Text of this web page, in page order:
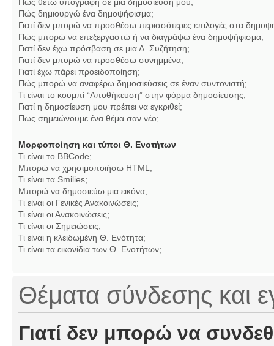
Πώς δημιουργώ ένα δημοψήφισμα;
Γιατί δεν μπορώ να προσθέσω περισσότερες επιλογές στα
Πώς μπορώ να επεξεργαστώ ή να διαγράψω ένα δημοψήφισμα;
Γιατί δεν έχω πρόσβαση σε μια Δ. Συζήτηση;
Γιατί δεν μπορώ να προσθέσω συνημμένα;
Γιατί έχω πάρει προειδοποίηση;
Πώς μπορώ να αναφέρω δημοσιεύσεις σε έναν συντονιστή;
Τι είναι το κουμπί “Αποθήκευση” στην φόρμα δημοσίευσης;
Γιατί η δημοσίευση μου πρέπει να εγκριθεί;
Πως σημειώνουμε ένα θέμα σαν νέο;
Μορφοποίηση και τύποι Θ. Ενοτήτων
Τι είναι το BBCode;
Μπορώ να χρησιμοποιήσω HTML;
Τι είναι τα Smilies;
Μπορώ να δημοσιεύω μια εικόνα;
Τι είναι οι Γενικές Ανακοινώσεις;
Τι είναι οι Ανακοινώσεις;
Τι είναι οι Σημειώσεις;
Τι είναι η κλειδωμένη Θ. Ενότητα;
Τι είναι τα εικονίδια των Θ. Ενοτήτων;
Θέματα σύνδεσης και
Γιατί δεν μπορώ να